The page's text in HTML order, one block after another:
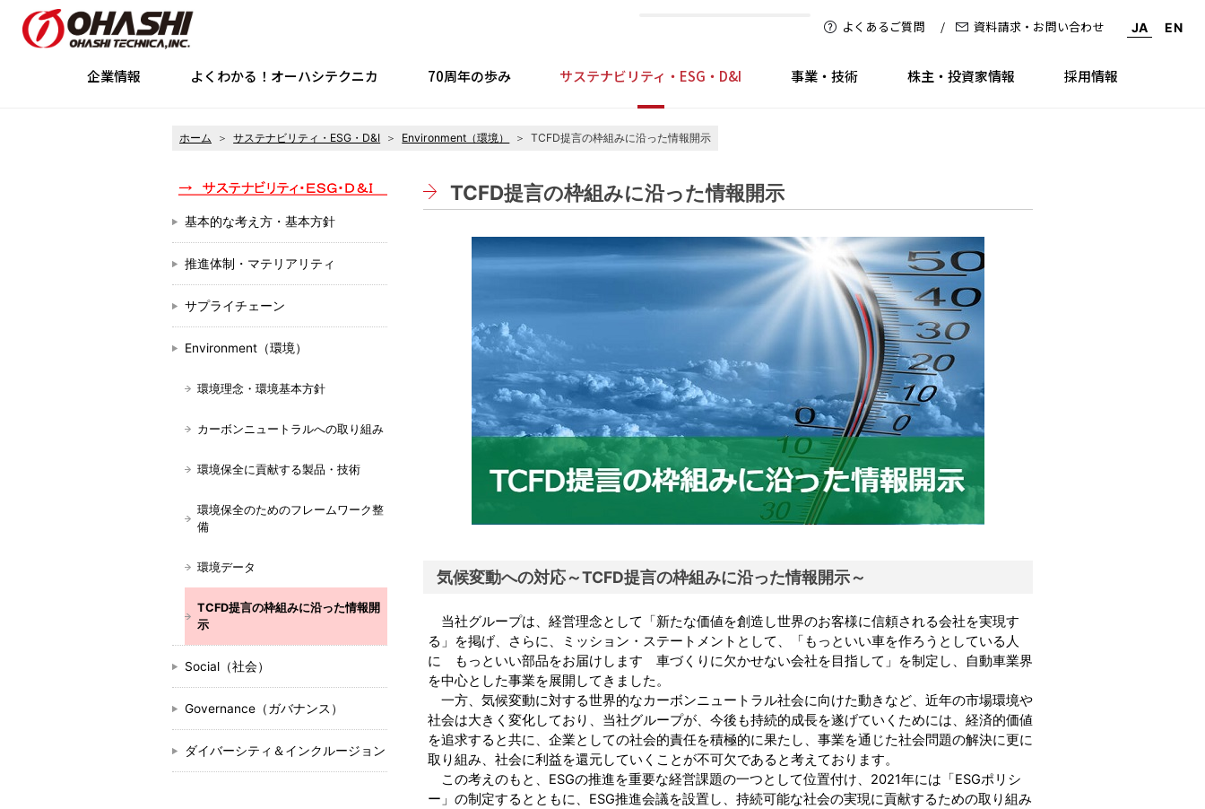
ホーム サステナビリティ・ESG・D&I Environment（環境） TCFD提言の枠組みに沿った情報開示
基本的な考え方・基本方針
推進体制・マテリアリティ
サプライチェーン
Environment（環境）
環境理念・環境基本方針
カーボンニュートラルへの取り組み
環境保全に貢献する製品・技術
環境保全のためのフレームワーク整
備
環境データ
TCFD提言の枠組みに沿った情報開
示
Social（社会）
Governance（ガバナンス）
ダイバーシティ＆インクルージョン
TCFD提言の枠組みに沿った情報開示
気候変動への対応～TCFD提言の枠組みに沿った情報開示～
当社グループは、経営理念として「新たな価値を創造し世界のお客様に信頼される会社を実現す
る」を掲げ、
さらに、ミッション ・ ステートメントとして、「もっといい車を作ろうとしている人
に もっといい部品をお届け します 車づくり に欠かせない会社を目指して 」を制定し 、 自動車業界
を中心とした事業を展開してきました。
一方、 気候変動に対する世界的なカーボンニュートラル社会に向けた動きなど、近年の市場環境や
社会は大きく変化しており、当社グループが、今後も持続的成長を遂げていくためには、経済的価値
を追求すると共に、企業としての社会的責任を積極的に果たし、事業を通じた社会問題の解決に更に
取り組み、社会に利益を還元していくことが不可欠であると考えております。
この考えのもと、 ESGの推進を重要な経営課題の一つとして位置付け、 2021年には「ESGポリシ
ー」 の制定するとともに、 ESG推進会議を設置し 、持続可能な社会の実現に貢献するための取り組み
よくあるご質問 資料請求・お問い合わせ JA EN
トップメッセージ
ミッション・ステートメント
経営理念・経営方針
会社概要 会社案内 沿革
コーポレート・ガバナンス 組織図
企業情報 よくわかる！オーハシテクニカ 70周年の歩み
基本的な考え方・基本方針 推進体制・マテリアリティ サプライチェーン
Environment（環境）
Social（社会）
Governance（ガバナンス） ダイバーシティ＆インクルージョン
サステナビリティ・ESG・D&I
事業内容 グローバル展開 技術開発 用途別製品
事業・技術
株主・投資家の皆さまへ 中期経営計画 財務情報 IRカレンダー IRライブラリー
株式情報
電子公告
リスク情報 ディスクロージャーポリシー
株主・投資家情報
新卒採用 中途採用
採用情報